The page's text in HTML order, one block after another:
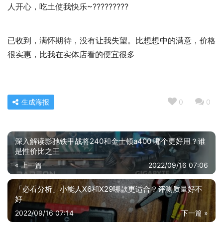
人开心，吃土使我快乐~?????????